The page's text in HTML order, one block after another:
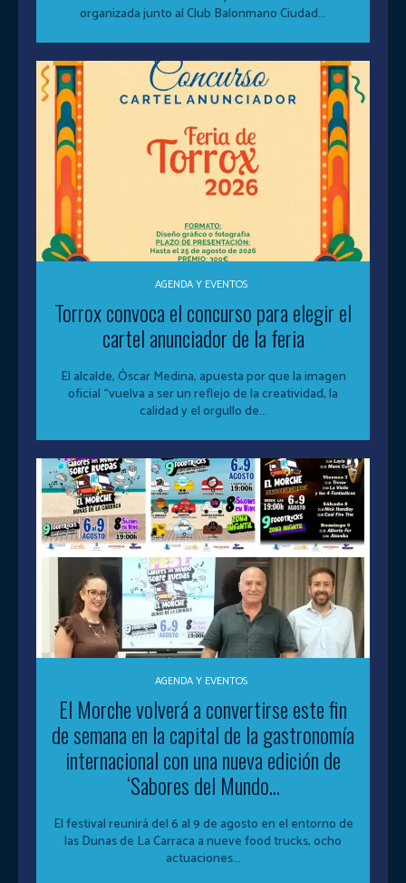
organizada junto al Club Balonmano Ciudad...
AGENDA Y EVENTOS
Torrox convoca el concurso para elegir el
cartel anunciador de la feria
El alcalde, Óscar Medina, apuesta por que la imagen
oficial “vuelva a ser un reflejo de la creatividad, la
calidad y el orgullo de...
AGENDA Y EVENTOS
El Morche volverá a convertirse este fin
de semana en la capital de la gastronomía
internacional con una nueva edición de
‘Sabores del Mundo...
El festival reunirá del 6 al 9 de agosto en el entorno de
las Dunas de La Carraca a nueve food trucks, ocho
actuaciones...